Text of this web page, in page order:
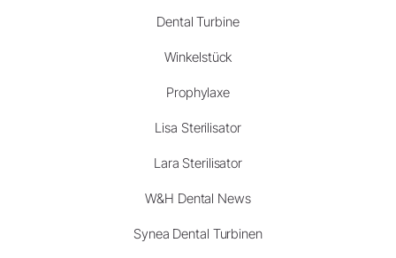
Dental Turbine
Winkelstück
Prophylaxe
Lisa Sterilisator
Lara Sterilisator
W&H Dental News
Synea Dental Turbinen